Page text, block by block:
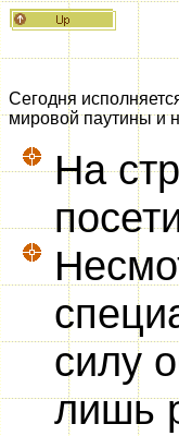
Сегодня
мировой паутины и
На
силу
лишь